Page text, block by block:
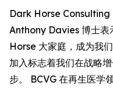
Dark Horse Consulting
Anthony Davies 博士
Horse 大家庭，成为我
加入标志着我们在战略
步。 BCVG 在再生医学